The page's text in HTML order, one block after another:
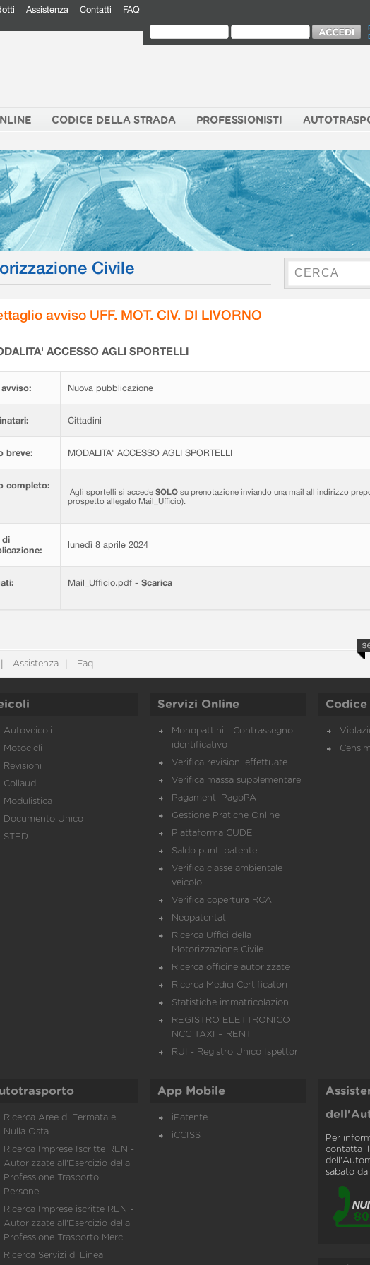
Assistenza Contatti FAQ
CODICE DELLA STRADA PROFESSIONISTI
Civile
avviso UFF. MOT. CIV. DI LIVORNO
ACCESSO AGLI SPORTELLI
Nuova pubblicazione
Cittadini
breve: MODALITA' ACCESSO AGLI SPORTELLI
completo:
Agli sportelli si accede SOLO su prenotazione inviando una mail all'indirizzo
prospetto allegato Mail_Ufficio).
di
lunedì 8 aprile 2024
Mail_Ufficio.pdf - Scarica
Assistenza Faq
Autoveicoli
Motocicli
Revisioni
Collaudi
Modulistica
Documento Unico
STED
Servizi Online
Monopattini - Contrassegno
identificativo
Verifica revisioni effettuate
Verifica massa supplementare
Pagamenti PagoPA
Gestione Pratiche Online
Piattaforma CUDE
Saldo punti patente
Verifica classe ambientale
veicolo
Verifica copertura RCA
Neopatentati
Ricerca Uffici della
Motorizzazione Civile
Ricerca officine autorizzate
Ricerca Medici Certificatori
Statistiche immatricolazioni
REGISTRO ELETTRONICO
NCC TAXI – RENT
RUI - Registro Unico Ispettori
Ricerca Aree di Fermata e
Nulla Osta
Ricerca Imprese Iscritte REN -
Autorizzate all'Esercizio della
Professione Trasporto
Persone
Ricerca Imprese iscritte REN -
Autorizzate all'Esercizio della
Professione Trasporto Merci
Ricerca Servizi di Linea
App Mobile
iPatente
iCCISS
Per
contatta il
sabato